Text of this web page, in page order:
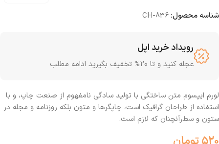
شناسه محصول: CH-836
رویداد خرید اپل
عجله کنید و تا 20% تخفیف بگیرید ادامه مطلب
لورم ایپسوم متن ساختگی با تولید سادگی نامفهوم از صنعت چاپ، و با
استفاده از طراحان گرافیک است، چاپگرها و متون بلکه روزنامه و مجله در
ستون و سطرآنچنان که لازم است.